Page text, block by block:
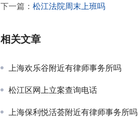
下一篇： 松江法院周末上班吗
相关文章
上海欢乐谷附近有律师事务所吗
松江区网上立案查询电话
上海保利悦活荟附近有律师事务所吗